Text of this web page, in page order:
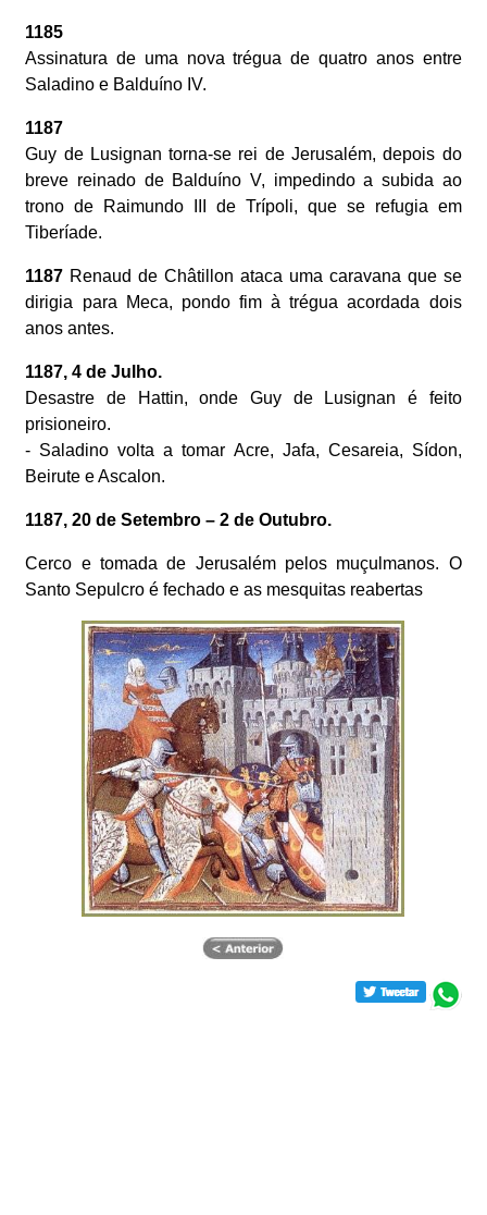
1185
Assinatura de uma nova trégua de quatro anos entre
Saladino e Balduíno IV.
1187
Guy de Lusignan torna-se rei de Jerusalém, depois do
breve reinado de Balduíno V, impedindo a subida ao
trono de Raimundo III de Trípoli, que se refugia em
Tiberíade.
1187 Renaud de Châtillon ataca uma caravana que se
dirigia para Meca, pondo fim à trégua acordada dois
anos antes.
1187, 4 de Julho.
Desastre de Hattin, onde Guy de Lusignan é feito
prisioneiro.
- Saladino volta a tomar Acre, Jafa, Cesareia, Sídon,
Beirute e Ascalon.
1187, 20 de Setembro – 2 de Outubro.
Cerco e tomada de Jerusalém pelos muçulmanos. O
Santo Sepulcro é fechado e as mesquitas reabertas